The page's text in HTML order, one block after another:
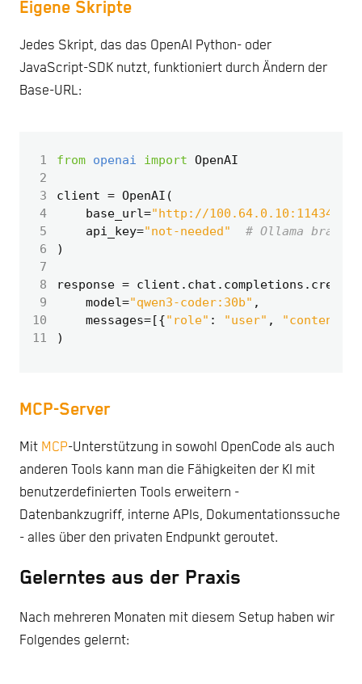
Eigene Skripte
Jedes Skript, das das OpenAI Python- oder
JavaScript-SDK nutzt, funktioniert durch Ändern der
Base-URL:
1 from openai import OpenAI
2
3
client = OpenAI (
4
base_url="http://100.64.0.10:11434/v1"
5
api_key="not-needed"
# Ollama
6
)
7
8
response = client . chat . completions . create
9
model="qwen3-coder:30b" ,
10
messages=[{"role" : "user" , "content"
11
)
MCP-Server
Mit MCP-Unterstützung in sowohl OpenCode als auch
anderen Tools kann man die Fähigkeiten der KI mit
benutzerdefinierten Tools erweitern -
Datenbankzugriff, interne APIs, Dokumentationssuche
- alles über den privaten Endpunkt geroutet.
Gelerntes aus der Praxis
Nach mehreren Monaten mit diesem Setup haben wir
Folgendes gelernt: